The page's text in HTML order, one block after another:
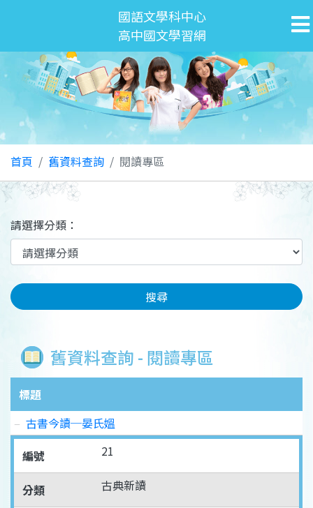
國語文學科中心
高中國文學習網
首頁 舊資料查詢 閱讀專區
請選擇分類：
搜尋
舊資料查詢 - 閱讀專區
標題
古書今讀─晏氏媼
編號
21
分類 古典新讀